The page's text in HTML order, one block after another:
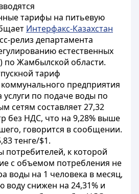
тарифы на питьевую
Интерфакс-Казахстан
релиз департамента
естественных
Жамбылской области.
тариф
коммунального предприятия
услуги по подаче воды по
сетям составляет 27,32
без НДС, что на 9,28% выше
говорится в сообщении.
тенге/$1.
потребителей, к которой
с объемом потребления не
воды на 1 человека в месяц,
воду снижен на 24,31% и